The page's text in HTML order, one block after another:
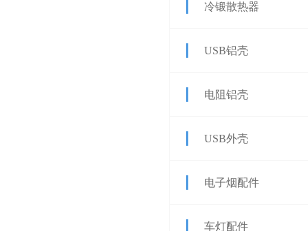
冷锻散热器
USB铝壳
电阻铝壳
USB外壳
电子烟配件
车灯配件